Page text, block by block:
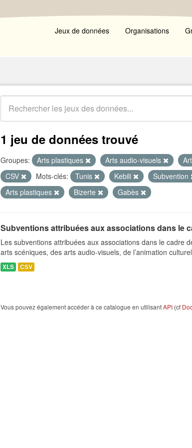
Jeux de données Organisations
1 jeu de données trouvé
Groupes: Arts plastiques Arts audio-visuels
CSV
Mots-clés: Tunis Kebili Subvention
Arts plastiques
Bizerte Gabès
Subventions attribuées aux associations dans le
Les subventions attribuées aux associations dans le cadre
arts scéniques, des arts audio-visuels, de l’animation
XLS CSV
Vous pouvez également accéder à ce catalogue en utilisantAPI (cf